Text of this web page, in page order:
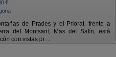
€
de Prades y el Priorat, frente a
del Montsant, Mas del Salín, está
con vistas pr ...